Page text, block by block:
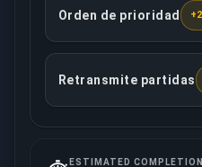
Esta opción asegura
Orden de prioridad
Tu booster
Retransmite partidas
ESTIMATED COMPLETION